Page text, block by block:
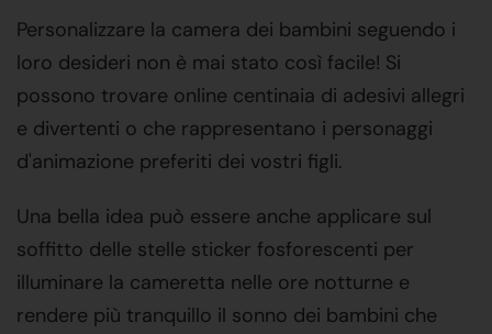
Personalizzare la camera dei bambini seguendo i
loro desideri non è mai stato così facile! Si
possono trovare online centinaia di adesivi allegri
e divertenti o che rappresentano i personaggi
d'animazione preferiti dei vostri figli.
Una bella idea può essere anche applicare sul
soffitto delle stelle sticker fosforescenti per
illuminare la cameretta nelle ore notturne e
rendere più tranquillo il sonno dei bambini che